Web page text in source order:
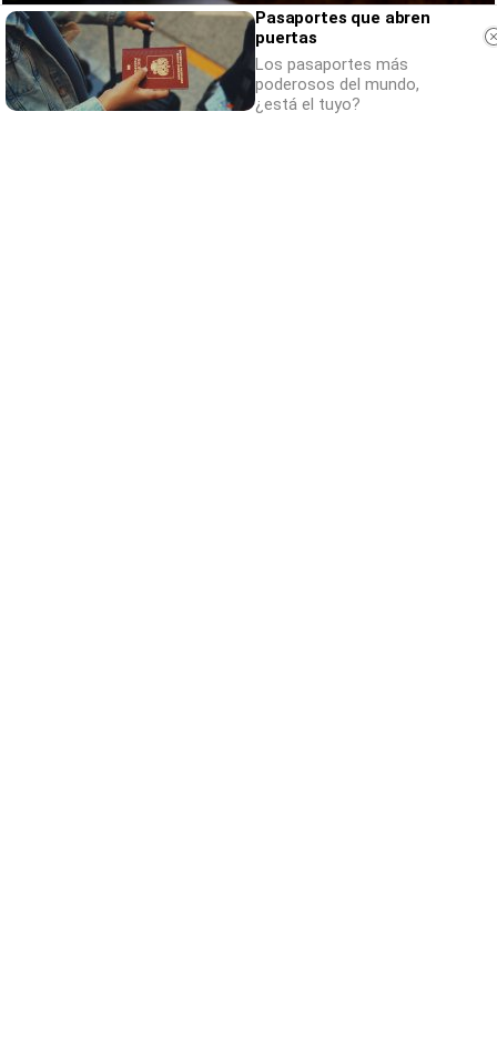
Pasaportes que abren
puertas
Los pasaportes más
poderosos del mundo,
¿está el tuyo?